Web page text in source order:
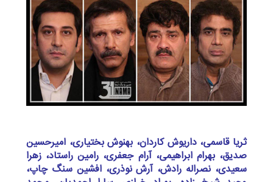
ثریا قاسمی، داریوش کاردان، بهنوش بختیاری، امیرحسین
صدیق، بهرام ابراهیمی، آرام جعفری، رامین راستاد، زهرا
سعیدی، نصراله رادش، آرش نوذری، افشین سنگ چاپ،